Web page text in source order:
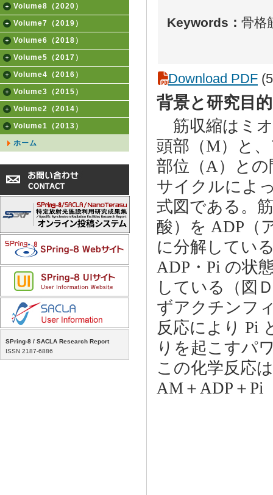
Volume8（2020）
Volume7（2019）
Volume6（2018）
Volume5（2017）
Volume4（2016）
Volume3（2015）
Volume2（2014）
Volume1（2013）
ホーム
SPring-8 / SACLA Research Report
ISSN 2187-6886
Keywords： 骨格
Download PDF
背景と研究目
筋収縮はミ
頭部（M）と
部位（A）との
サイクルによ
式図である。
酸）を ADP（
に分解してい
ADP・Pi の状
している（図
ずアクチンフ
反応により Pi
りを起こすパ
この化学反応
AM＋ADP＋